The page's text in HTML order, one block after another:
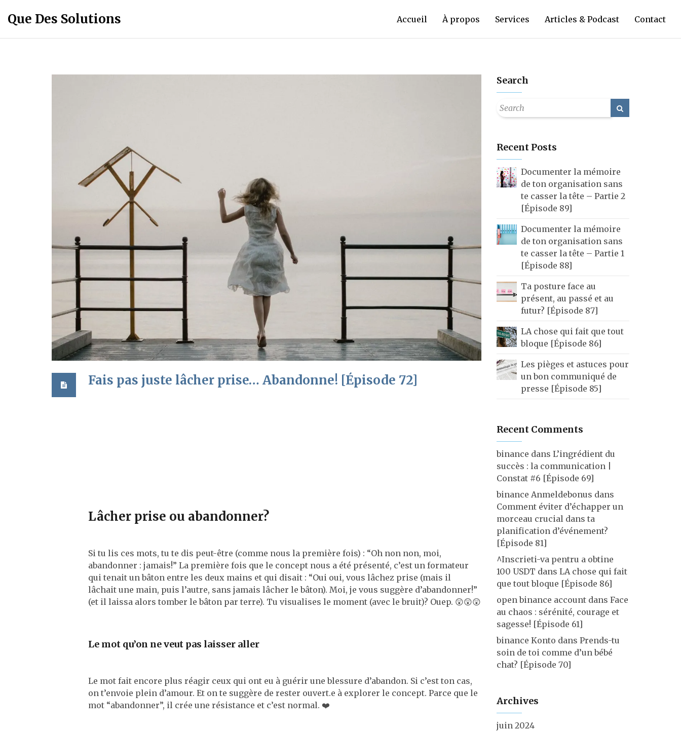
Que Des Solutions Accueil À propos Services Articles & Podcast Contact
Fais pas juste lâcher prise… Abandonne! [Épisode 72]
Lâcher prise ou abandonner?
Si tu lis ces mots, tu te dis peut-être (comme nous la première fois) : “Oh non non, moi,
abandonner : jamais!” La première fois que le concept nous a été présenté, c’est un formateur
qui tenait un bâton entre les deux mains et qui disait : “Oui oui, vous lâchez prise (mais il
lâchait une main, puis l’autre, sans jamais lâcher le bâton). Moi, je vous suggère d’abandonner!”
(et il laissa alors tomber le bâton par terre). Tu visualises le moment (avec le bruit)? Ouep. 😲😲😲
Le mot qu’on ne veut pas laisser aller
Le mot fait encore plus réagir ceux qui ont eu à guérir une blessure d’abandon. Si c’est ton cas,
on t’envoie plein d’amour. Et on te suggère de rester ouvert.e à explorer le concept. Parce que le
mot “abandonner”, il crée une résistance et c’est normal. ❤️
Search
Recent Posts
Documenter la mémoire
de ton organisation sans
te casser la tête – Partie 2
[Épisode 89]
Documenter la mémoire
de ton organisation sans
te casser la tête – Partie 1
[Épisode 88]
Ta posture face au
présent, au passé et au
futur? [Épisode 87]
LA chose qui fait que tout
bloque [Épisode 86]
Les pièges et astuces pour
un bon communiqué de
presse [Épisode 85]
Recent Comments
binance dans L’ingrédient du
succès : la communication |
Constat #6 [Épisode 69]
binance Anmeldebonus dans
Comment éviter d’échapper un
morceau crucial dans ta
planification d’événement?
[Épisode 81]
^Inscrieti-va pentru a obtine
100 USDT dans LA chose qui fait
que tout bloque [Épisode 86]
open binance accountdans Face
au chaos : sérénité, courage et
sagesse! [Épisode 61]
binance Konto dans Prends-tu
soin de toi comme d’un bébé
chat? [Épisode 70]
Archives
juin 2024